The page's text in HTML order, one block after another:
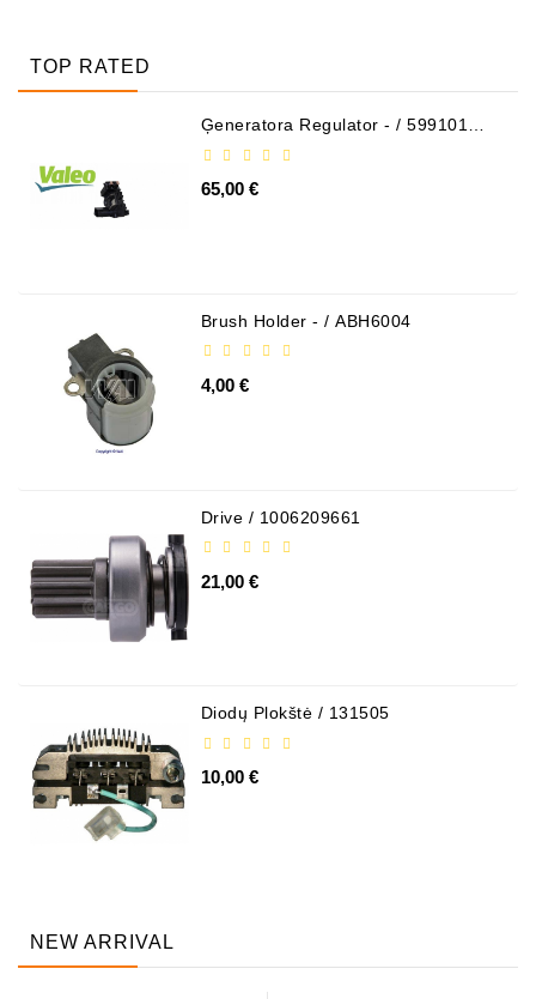
TOP RATED
Ģeneratora Regulator - / 599101
65,00 €
Brush Holder - / ABH6004
4,00 €
Drive / 1006209661
21,00 €
Diodų Plokštė / 131505
10,00 €
NEW ARRIVAL